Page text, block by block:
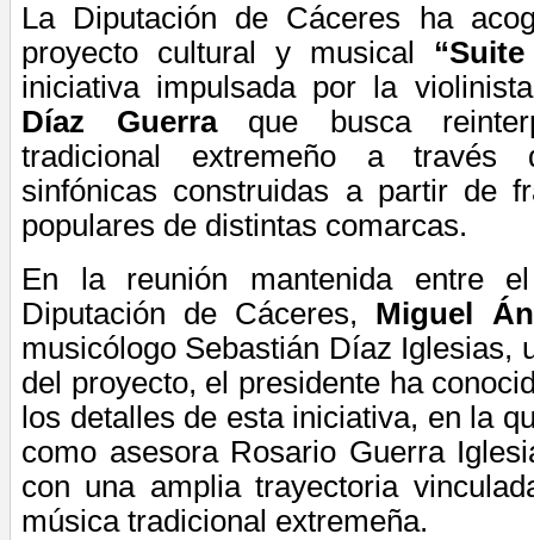
La Diputación de Cáceres ha
proyecto cultural y musical
iniciativa impulsada por la
Díaz Guerraque busca
tradicional extremeño a través
sinfónicas construidas a partir de
populares de distintas comarcas.
En la reunión mantenida entre
Diputación de Cáceres, Miguel
musicólogo Sebastián Díaz Iglesias,
del proyecto, el presidente ha
los detalles de esta iniciativa, en la
como asesora Rosario Guerra
con una amplia trayectoria
música tradicional extremeña.